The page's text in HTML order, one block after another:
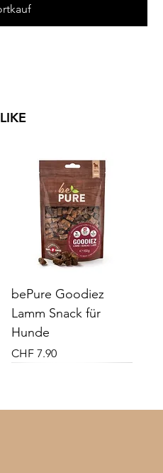
bePure Goodiez
Lamm Snack für
Hunde
Preis
CHF 7.90